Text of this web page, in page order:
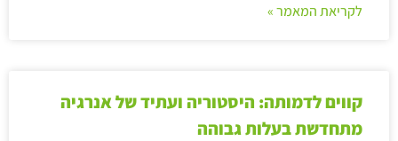
לקריאת המאמר »
קווים לדמותה: היסטוריה ועתיד של אנרגיה
מתחדשת בעלות גבוהה